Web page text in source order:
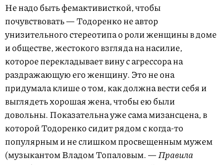
Не надо быть фемактивисткой, чтобы
почувствовать — Тодоренко не автор
унизительного стереотипа о роли женщины в доме
и обществе, жестокого взгляда на насилие,
которое перекладывает вину с агрессора на
раздражающую его женщину. Это не она
придумала клише о том, как должна вести себя и
выглядеть хорошая жена, чтобы ею были
довольны. Показательна уже сама мизансцена, в
которой Тодоренко сидит рядом с когда-то
популярным и не слишком просвещенным мужем
(музыкантом Владом Топаловым. —Правила